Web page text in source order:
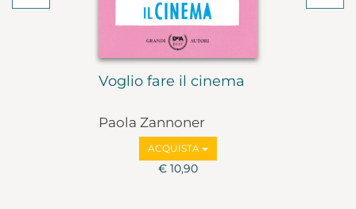
Voglio fare il cinema
Paola Zannoner
ACQUISTA
€ 10,90